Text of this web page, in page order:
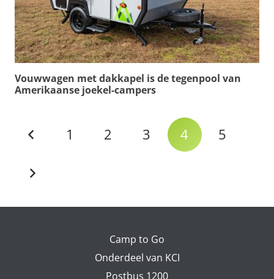
Vouwwagen met dakkapel is de tegenpool van
Amerikaanse joekel-campers
1 2 3 4 5
Camp to Go
Onderdeel van KCI
Postbus 1200